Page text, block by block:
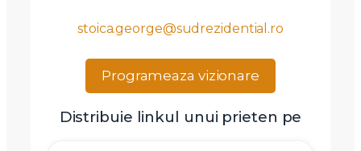
stoica.george@sudrezidential.ro
Programeaza vizionare
Distribuie linkul unui prieten pe